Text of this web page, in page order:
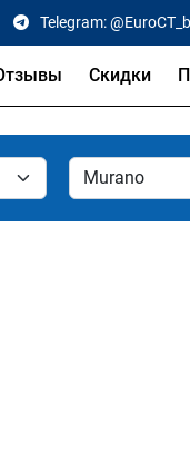
Telegram:
Скидки